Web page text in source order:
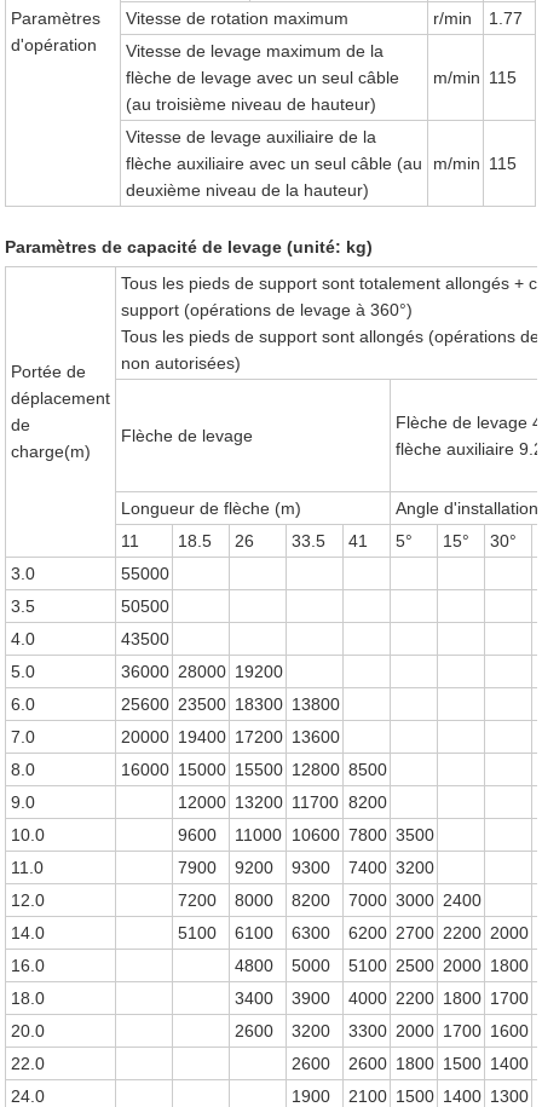
Paramètres
d'opération
Vitesse de rotation maximum r/min
1.77
Vitesse de levage maximum de la
flèche de levage avec un seul câble
(au troisième niveau de hauteur)
m/min 115
Vitesse de levage auxiliaire de la
flèche auxiliaire avec un seul câble (au
deuxième niveau de la hauteur)
m/min 115
Paramètres de capacité de levage (unité: kg)
Portée de
déplacement
de
charge(m)
Tous les pieds de support sont totalement allongés +
support (opérations de levage à 360°)
Tous les pieds de support sont allongés (opérations
non autorisées)
Flèche de levage
Flèche de levage
flèche auxiliaire
Longueur de flèche (m)
Angle
11
18.5 26 33.5 41 5° 15° 30°
3.0
55000
3.5
50500
4.0
43500
5.0
36000 28000 19200
6.0
25600 23500 18300 13800
7.0
20000 19400 17200 13600
8.0
16000 15000 15500 12800 8500
9.0
12000 13200 11700 8200
10.0
9600 11000 10600 7800 3500
11.0
7900 9200 9300 7400 3200
12.0
7200 8000 8200 7000 3000 2400
14.0
5100 6100 6300 6200 2700 2200 2000
16.0
4800 5000 5100 2500 2000 1800
18.0
3400 3900 4000 2200 1800 1700
20.0
2600 3200 3300 2000 1700 1600
22.0
2600 2600 1800 1500 1400
24.0
1900 2100 1500 1400 1300